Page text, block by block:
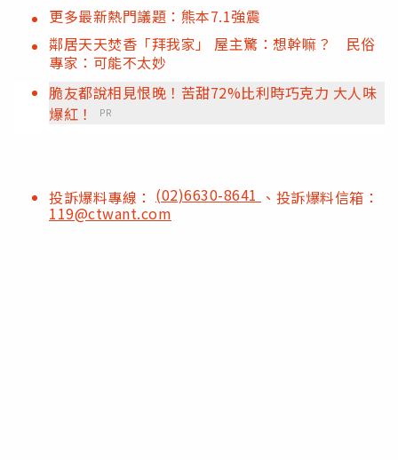
更多最新熱門議題：熊本7.1強震
鄰居天天焚香「拜我家」 屋主驚：想幹嘛？ 民俗
專家：可能不太妙
脆友都說相見恨晚！苦甜72%比利時巧克力 大人味
爆紅！
PR
投訴爆料專線： (02)6630-8641 、投訴爆料信箱：
119@ctwant.com